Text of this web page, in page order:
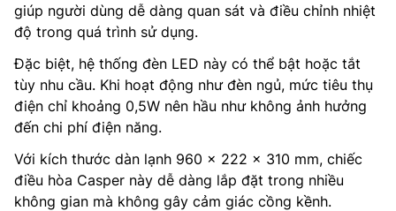
giúp người dùng dễ dàng quan sát và điều chỉnh nhiệt
độ trong quá trình sử dụng.
Đặc biệt, hệ thống đèn LED này có thể bật hoặc tắt
tùy nhu cầu. Khi hoạt động như đèn ngủ, mức tiêu thụ
điện chỉ khoảng 0,5W nên hầu như không ảnh hưởng
đến chi phí điện năng.
Với kích thước dàn lạnh 960 x 222 x 310 mm, chiếc
điều hòa Casper này dễ dàng lắp đặt trong nhiều
không gian mà không gây cảm giác cồng kềnh.